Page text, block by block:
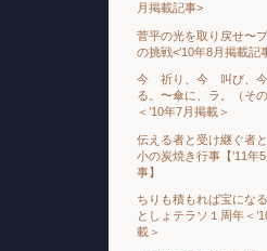
月掲載記事>
菅平の光を取り戻せ〜
の挑戦<’10年8月掲載記
今 祈り、今 叫び、
る。〜傘に、ラ。（その
＜’10年7月掲載＞
伝える者と受け継ぐ者
小の炭焼き行事【’11年
事】
ちりも積もれば宝にな
としょテラソ１周年＜
載＞